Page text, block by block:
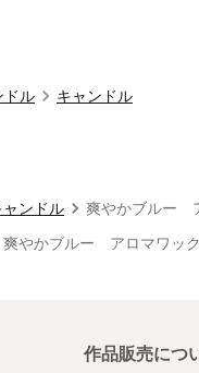
ドル キャンドル
ャンドル
爽やかブルー
爽やかブルー アロマワッ
作品販売につ